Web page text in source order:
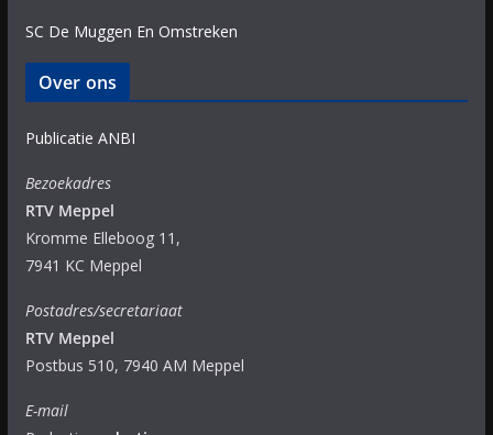
SC De Muggen En Omstreken
Over ons
Publicatie ANBI
Bezoekadres
RTV Meppel
Kromme Elleboog 11,
7941 KC Meppel
Postadres/secretariaat
RTV Meppel
Postbus 510, 7940 AM Meppel
E-mail